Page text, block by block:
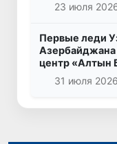
23 июля
Первые леди
Азербайджана
центр «Алтын
31 июля